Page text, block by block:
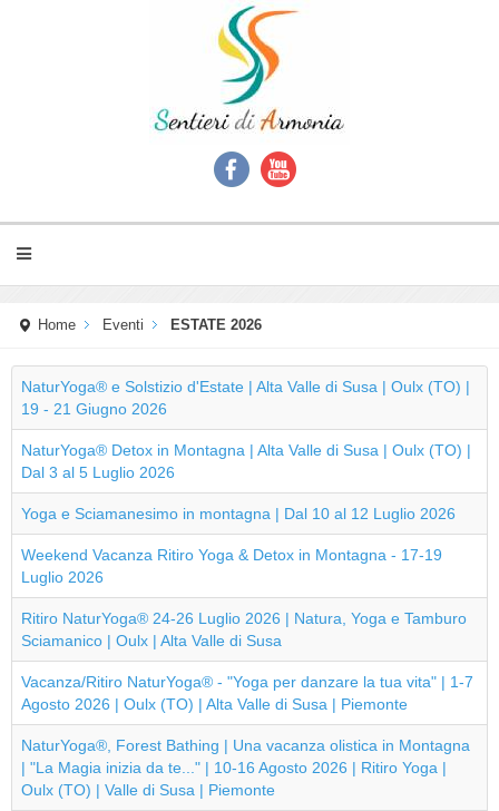
Home Eventi ESTATE 2026
NaturYoga® e Solstizio d'Estate | Alta Valle di Susa | Oulx (TO) |
19 - 21 Giugno 2026
NaturYoga® Detox in Montagna | Alta Valle di Susa | Oulx (TO) |
Dal 3 al 5 Luglio 2026
Yoga e Sciamanesimo in montagna | Dal 10 al 12 Luglio 2026
Weekend Vacanza Ritiro Yoga & Detox in Montagna - 17-19
Luglio 2026
Ritiro NaturYoga® 24-26 Luglio 2026 | Natura, Yoga e Tamburo
Sciamanico | Oulx | Alta Valle di Susa
Vacanza/Ritiro NaturYoga® - "Yoga per danzare la tua vita" | 1-7
Agosto 2026 | Oulx (TO) | Alta Valle di Susa | Piemonte
NaturYoga®, Forest Bathing | Una vacanza olistica in Montagna
| "La Magia inizia da te..." | 10-16 Agosto 2026 | Ritiro Yoga |
Oulx (TO) | Valle di Susa | Piemonte